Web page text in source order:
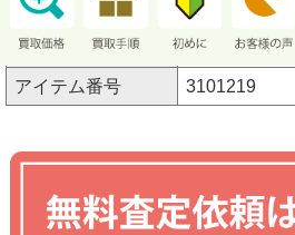
シリーズ名
シャンプー
規格
サイズ125mL
アイテム番号
3101219